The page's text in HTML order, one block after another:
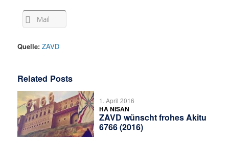
Mail
Quelle: ZAVD
Related Posts
1. April 2016
HA NISAN
ZAVD wünscht frohes Akitu
6766 (2016)